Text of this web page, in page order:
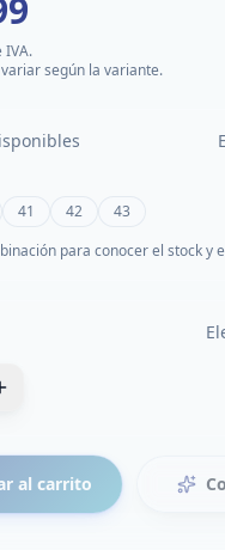
IVA.
según la variante.
41 42
43
para conocer el stock y
al carrito